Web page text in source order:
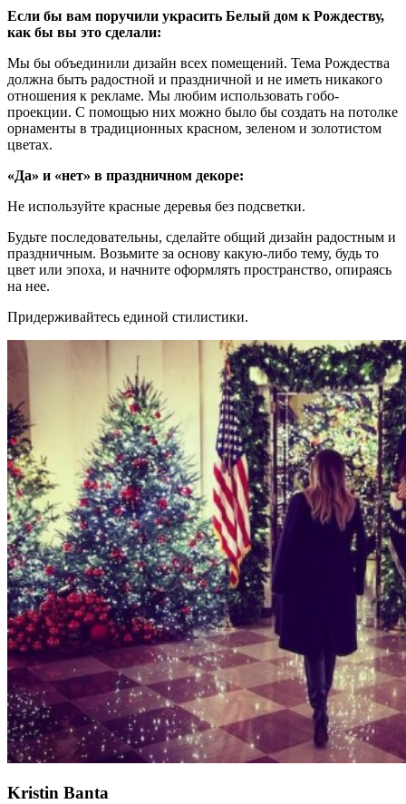
Если бы вам поручили украсить Белый дом к Рождеству,
как бы вы это сделали:
Мы бы объединили дизайн всех помещений. Тема Рождества
должна быть радостной и праздничной и не иметь никакого
отношения к рекламе. Мы любим использовать гобо-
проекции. С помощью них можно было бы создать на потолке
орнаменты в традиционных красном, зеленом и золотистом
цветах.
«Да» и «нет» в праздничном декоре:
Не используйте красные деревья без подсветки.
Будьте последовательны, сделайте общий дизайн радостным и
праздничным. Возьмите за основу какую-либо тему, будь то
цвет или эпоха, и начните оформлять пространство, опираясь
на нее.
Придерживайтесь единой стилистики.
Kristin Banta